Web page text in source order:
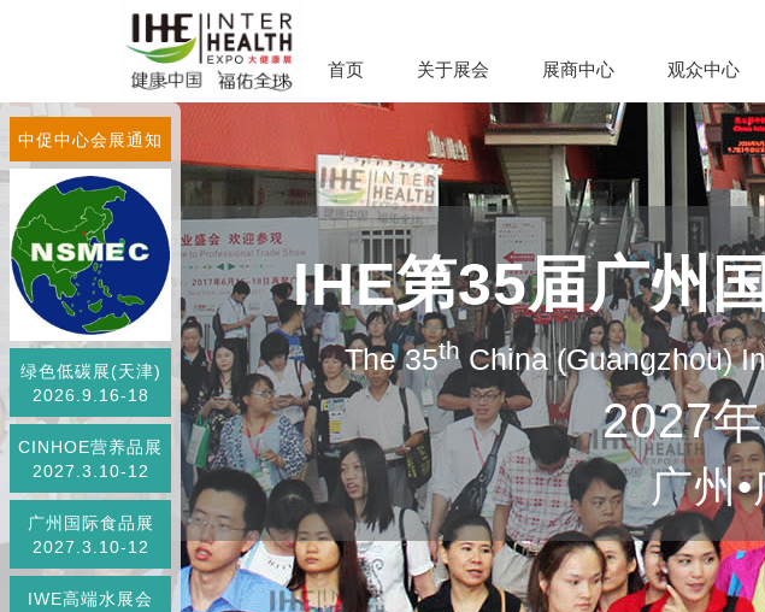
首页 关于展会 展商中心 观众中心
IHE第35届广州
The 35thChina (Guangzhou)
2027
广州
中促中心会展通知
绿色低碳展(天津)
2026.9.16-18
CINHOE营养品展
2027.3.10-12
广州国际食品展
2027.3.10-12
IWE高端水展会